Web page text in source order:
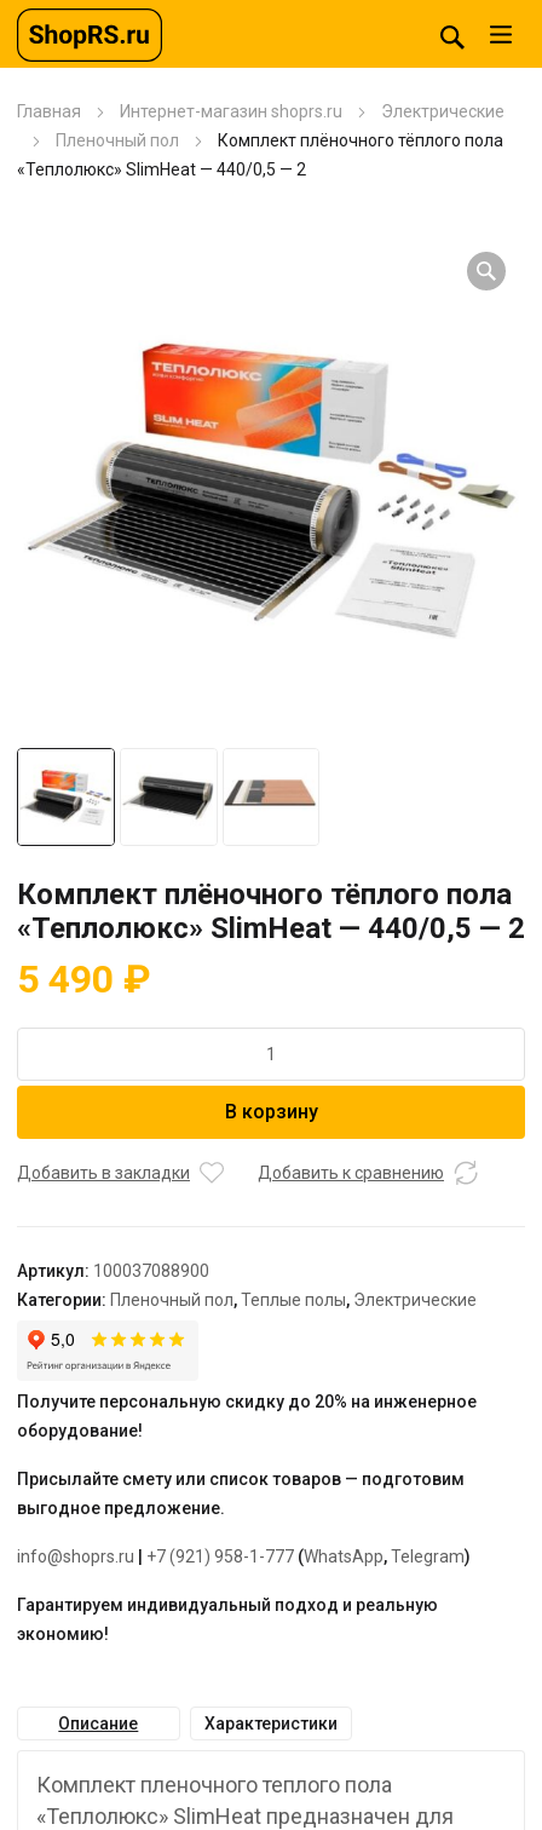
Главная Интернет-магазин shoprs.ru
Электрические
Пленочный пол
Комплект плёночного тёплого пола
«Теплолюкс» SlimHeat — 440/0,5 — 2
Комплект плёночного тёплого пола
«Теплолюкс» SlimHeat — 440/0,5 — 2
5 490 ₽
Комплект
пола
440/0,5
-
В корзину
Добавить в закладки Добавить к сравнению
Артикул: 100037088900
Категории: Пленочный пол,Теплые полы, Электрические
Получите персональную скидку до 20% на инженерное
оборудование!
Присылайте смету или список товаров — подготовим
выгодное предложение.
info@shoprs.ru +7 (921) 958-1-777 (WhatsApp,Telegram)
Гарантируем индивидуальный подход и реальную
экономию!
Описание Характеристики
Комплект пленочного теплого пола
«Теплолюкс» SlimHeat предназначен для